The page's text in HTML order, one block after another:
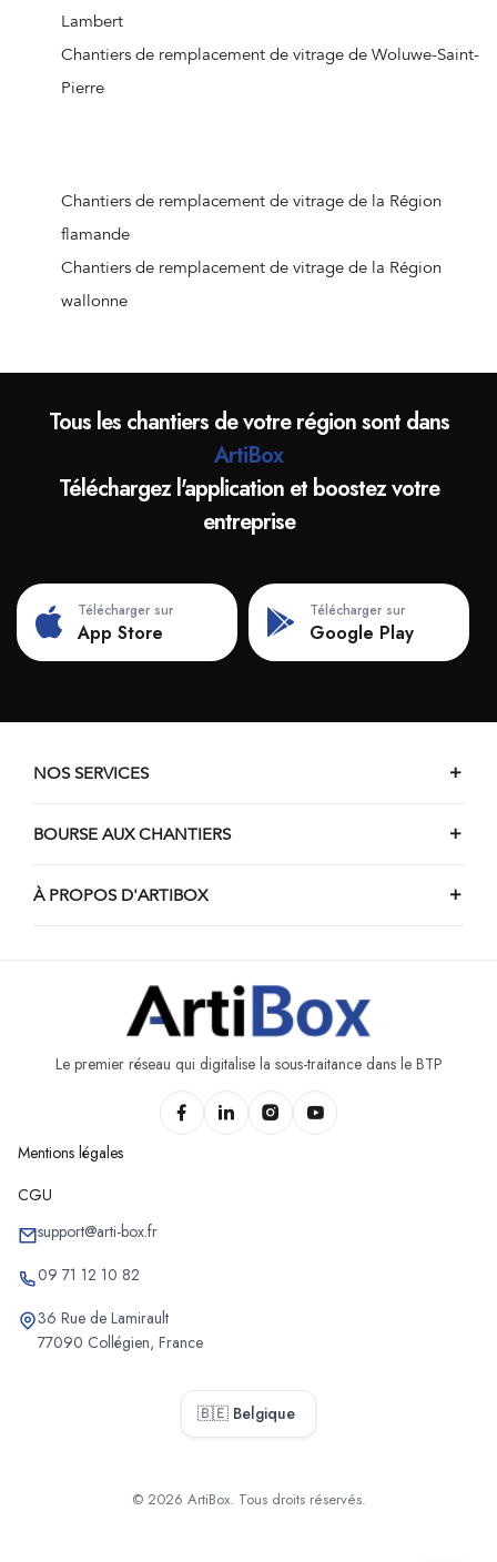
Lambert
Chantiers de remplacement de vitrage de Woluwe-Saint-
Pierre
Chantiers de remplacement de vitrage de la Région
flamande
Chantiers de remplacement de vitrage de la Région
wallonne
Tous les chantiers de votre région sont dans
ArtiBox
Téléchargez l'application et boostez votre
entreprise
Télécharger sur
App Store
Télécharger sur
Google Play
NOS SERVICES
BOURSE AUX CHANTIERS
À PROPOS D'ARTIBOX
Le premier réseau qui digitalise la sous-traitance dans le BTP
Mentions légales
CGU
support@arti-box.fr
09 71 12 10 82
36 Rue de Lamirault
77090 Collégien, France
🇧🇪 Belgique
© 2026 ArtiBox. Tous droits réservés.